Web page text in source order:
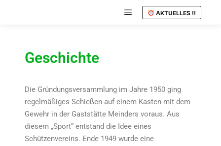
AKTUELLES !!
Geschichte
Die Gründungsversammlung im Jahre 1950 ging
regelmäßiges Schießen auf einem Kasten mit dem
Gewehr in der Gaststätte Meinders voraus. Aus
diesem „Sport“ entstand die Idee eines
Schützenvereins. Ende 1949 wurde eine